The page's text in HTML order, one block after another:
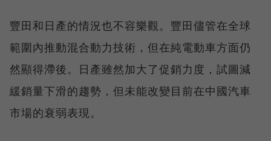
豐田和日產的情況也不容樂觀。豐田儘管在全球
範圍內推動混合動力技術，但在純電動車方面仍
然顯得滯後。日產雖然加大了促銷力度，試圖減
緩銷量下滑的趨勢，但未能改變目前在中國汽車
市場的衰弱表現。